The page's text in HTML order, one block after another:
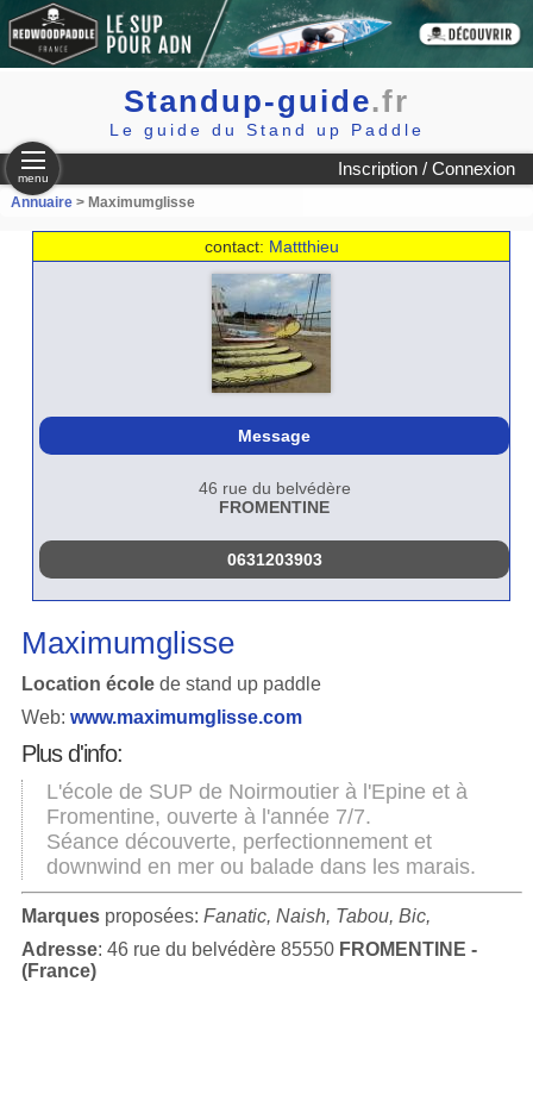
Standup-guide.fr
Le guide du Stand up Paddle
Inscription / Connexion
menu
Annuaire> Maximumglisse
contact: Mattthieu
Message
46 rue du belvédère
FROMENTINE
0631203903
Maximumglisse
Location école de stand up paddle
Web: www.maximumglisse.com
Plus d'info:
L'école de SUP de Noirmoutier à l'Epine et à
Fromentine, ouverte à l'année 7/7.
Séance découverte, perfectionnement et
downwind en mer ou balade dans les marais.
Marquesproposées: Fanatic, Naish, Tabou, Bic,
Adresse: 46 rue du belvédère 85550 FROMENTINE -
(France)